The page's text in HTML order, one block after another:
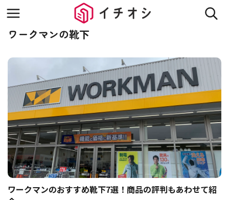
ワークマンの靴下
ワークマンのおすすめ靴下7選！商品の評判もあわせて紹